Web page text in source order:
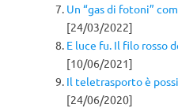
Un “gas di fotoni”
[24/03/2022]
E luce fu. Il filo rosso
[10/06/2021]
Il teletrasporto è
[24/06/2020]